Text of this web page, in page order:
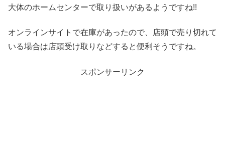
大体のホームセンターで取り扱いがあるようですね!!
オンラインサイトで在庫があったので、店頭で売り切れて
いる場合は店頭受け取りなどすると便利そうですね。
スポンサーリンク